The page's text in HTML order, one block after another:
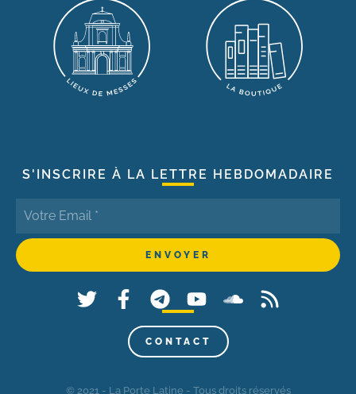
S'INSCRIRE À LA LETTRE HEBDOMADAIRE
CONTACT
© 2021 - La Porte Latine - Tous droits réservés